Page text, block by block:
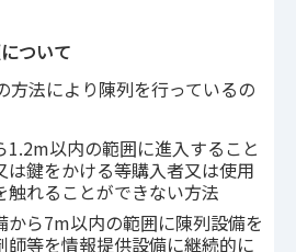
ついて
方法により陳列を行っているの
1.2m以内の範囲に進入すること
は鍵をかける等購入者又は使用
触れることができない方法
から7m以内の範囲に陳列設備を
師等を情報提供設備に継続的に